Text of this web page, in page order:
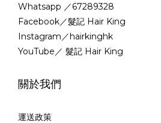
Whatsapp ／67289328
Facebook／髮記 Hair King
Instagram／hairkinghk
YouTube／ 髮記 Hair King
關於我們
運送政策